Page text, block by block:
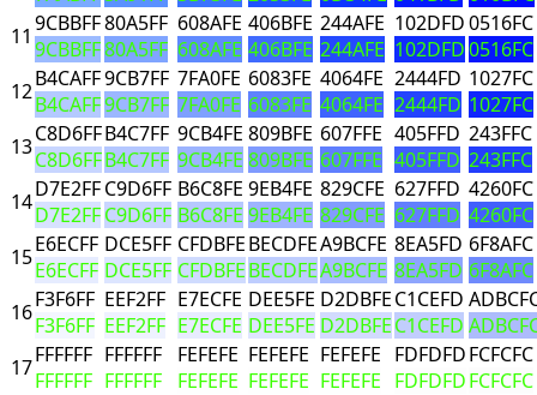
11 9CBBFF
9CBBFF
80A5FF
80A5FF
608AFE
608AFE
406BFE
406BFE
244AFE
244AFE
102DFD
102DFD
0516FC
0516FC
12B4CAFF
B4CAFF
9CB7FF
9CB7FF
7FA0FE
7FA0FE
6083FE
6083FE
4064FE
4064FE
2444FD
2444FD
1027FC
1027FC
13C8D6FF
C8D6FF
B4C7FF
B4C7FF
9CB4FE
9CB4FE
809BFE
809BFE
607FFE
607FFE
405FFD
405FFD
243FFC
243FFC
14D7E2FF
D7E2FF
C9D6FF
C9D6FF
B6C8FE
B6C8FE
9EB4FE
9EB4FE
829CFE
829CFE
627FFD
627FFD
4260FC
4260FC
15E6ECFF
E6ECFF
DCE5FF
DCE5FF
CFDBFE
CFDBFE
BECDFE
BECDFE
A9BCFE
A9BCFE
8EA5FD
8EA5FD
6F8AFC
6F8AFC
16F3F6FF
F3F6FF
EEF2FF
EEF2FF
E7ECFE
E7ECFE
DEE5FE
DEE5FE
D2DBFE
D2DBFE
C1CEFD
C1CEFD
17FFFFFF
FFFFFF
FFFFFF
FFFFFF
FEFEFE
FEFEFE
FEFEFE
FEFEFE
FEFEFE
FEFEFE
FDFDFD
FDFDFD
FCFCFC
FCFCFC